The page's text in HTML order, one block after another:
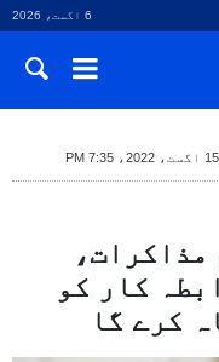
6 اگست، 2026
15 اگست، 2022، 7:35 PM
کار کو
کرے گا